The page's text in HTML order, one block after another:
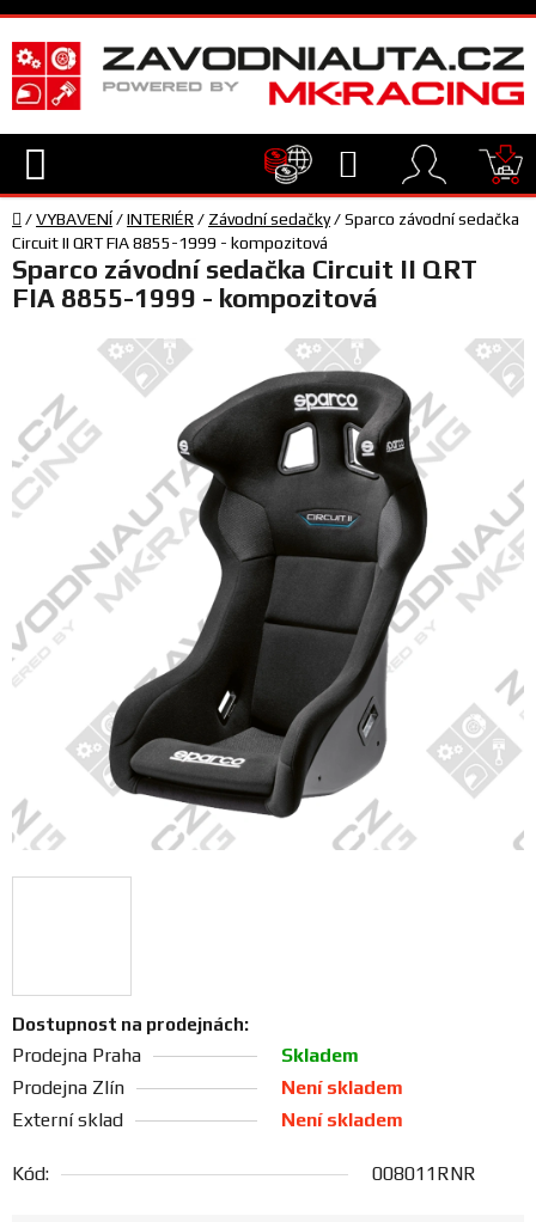
Přejít
na
obsah
Hledat
TECHNIKA
VYBAVENÍ
TÝM
A
SERVIS
FANOUŠCI
Profil
firmy
Obchodní
podmínky
Doprava
a
katalogy
Prodejny
Domů
/VYBAVENÍ/INTERIÉR / Závodní sedačky/Sparco závodní sedačka
Circuit II QRT FIA 8855-1999 - kompozitová
Dostupnost na prodejnách:
Prodejna Praha
Skladem
Prodejna Zlín
Není skladem
Externí sklad
Není skladem
Kód: 008011RNR
Sparco závodní sedačka Circuit II QRT
FIA 8855-1999 - kompozitová